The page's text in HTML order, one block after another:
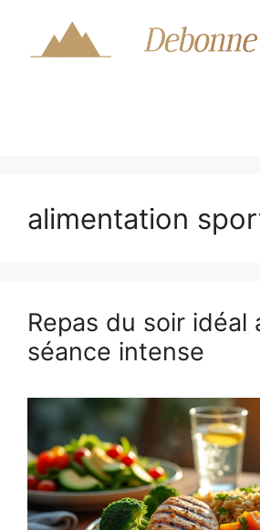
contenu
alimentation
Repas du soir idéal
séance intense